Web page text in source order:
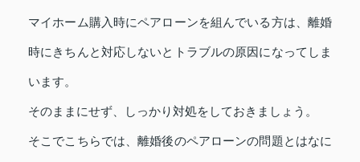
マイホーム購入時にペアローンを組んでいる方は、離婚
時にきちんと対応しないとトラブルの原因になってしま
います。
そのままにせず、しっかり対処をしておきましょう。
そこでこちらでは、離婚後のペアローンの問題とはなに